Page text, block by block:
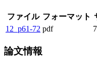
ファイル フォーマット
12_p61-72 pdf
論文情報